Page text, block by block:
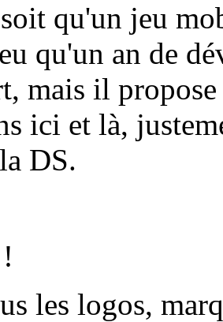
qu'un jeu
qu'un an de
mais il
ici et là,
DS.
les logos,